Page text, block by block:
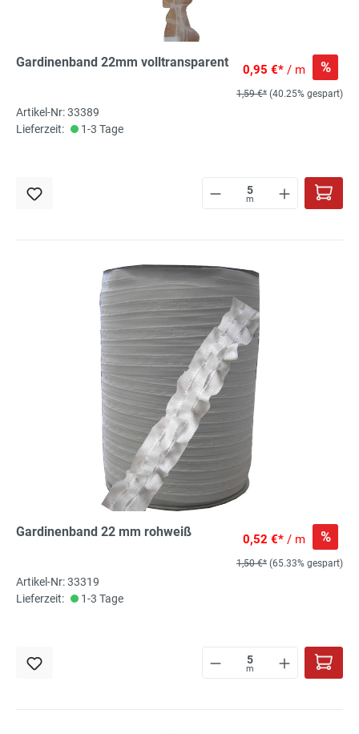
Gardinenband 22mm volltransparent 0,95 €* / m %
1,59 €* (40.25% gespart)
Artikel-Nr: 33389
Lieferzeit:
1-3 Tage
m
Gardinenband 22 mm rohweiß 0,52 €* / m %
1,50 €* (65.33% gespart)
Artikel-Nr: 33319
Lieferzeit:
1-3 Tage
m